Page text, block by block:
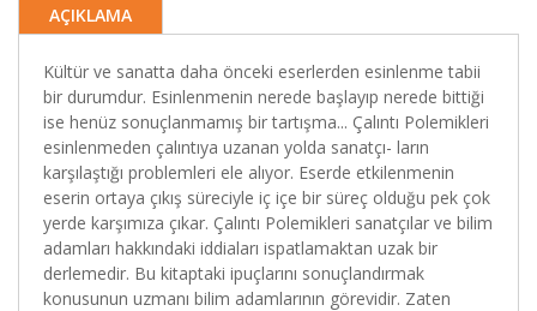
AÇIKLAMA
Kültür ve sanatta daha önceki eserlerden esinlenme tabii
bir durumdur. Esinlenmenin nerede başlayıp nerede bittiği
ise henüz sonuçlanmamış bir tartışma... Çalıntı Polemikleri
esinlenmeden çalıntıya uzanan yolda sanatçı- ların
karşılaştığı problemleri ele alıyor. Eserde etkilenmenin
eserin ortaya çıkış süreciyle iç içe bir süreç olduğu pek çok
yerde karşımıza çıkar. Çalıntı Polemikleri sanatçılar ve bilim
adamları hakkındaki iddiaları ispatlamaktan uzak bir
derlemedir. Bu kitaptaki ipuçlarını sonuçlandırmak
konusunun uzmanı bilim adamlarının görevidir. Zaten